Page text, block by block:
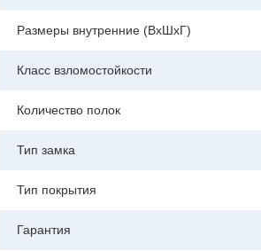
Размеры внутренние (ВхШхГ)
Класс взломостойкости
Количество полок
Тип замка
Тип покрытия
Гарантия